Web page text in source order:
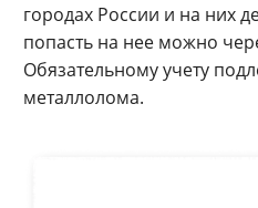
городах России и на них
попасть на нее можно
Обязательному учету
металлолома.